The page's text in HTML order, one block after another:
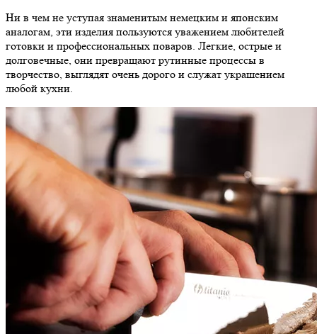
Ни в чем не уступая знаменитым немецким и японским
аналогам, эти изделия пользуются уважением любителей
готовки и профессиональных поваров. Легкие, острые и
долговечные, они превращают рутинные процессы в
творчество, выглядят очень дорого и служат украшением
любой кухни.